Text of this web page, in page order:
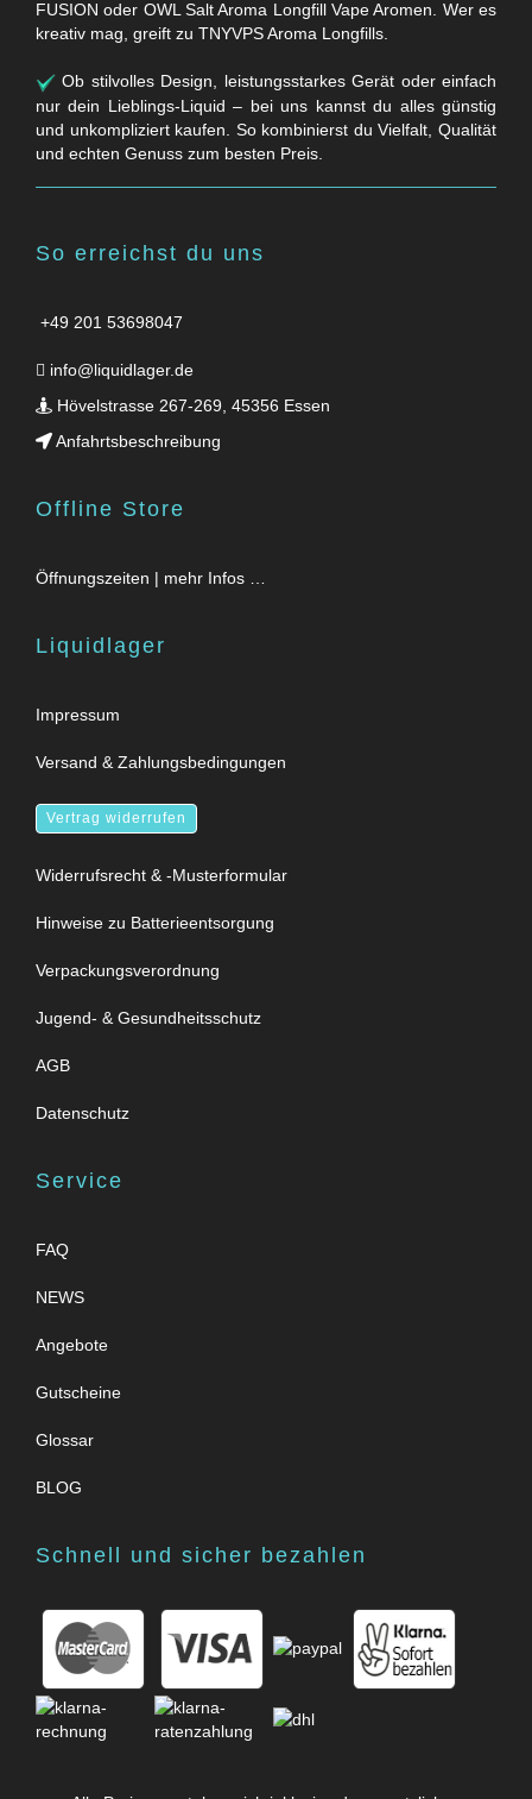
FUSION oder OWL Salt Aroma Longfill Vape Aromen. Wer es
kreativ mag, greift zu TNYVPS Aroma Longfills.
Ob stilvolles Design, leistungsstarkes Gerät oder einfach
nur dein Lieblings-Liquid – bei uns kannst du alles günstig
und unkompliziert kaufen. So kombinierst du Vielfalt, Qualität
und echten Genuss zum besten Preis.
So erreichst du uns
+49 201 53698047
info@liquidlager.de
Hövelstrasse 267-269, 45356 Essen
Anfahrtsbeschreibung
Offline Store
Öffnungszeiten | mehr Infos …
Liquidlager
Impressum
Versand & Zahlungsbedingungen
Vertrag widerrufen
Widerrufsrecht & -Musterformular
Hinweise zu Batterieentsorgung
Verpackungsverordnung
Jugend- & Gesundheitsschutz
AGB
Datenschutz
Service
FAQ
NEWS
Angebote
Gutscheine
Glossar
BLOG
Schnell und sicher bezahlen